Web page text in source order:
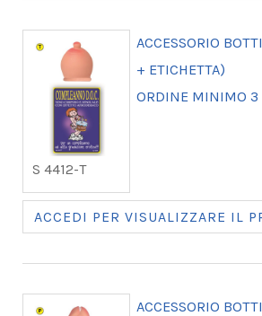
S 4412-T
ACCESSORIO
+ ETICHETTA)
ORDINE MINIMO 3
ACCEDI PER VISUALIZZARE IL
ACCESSORIO